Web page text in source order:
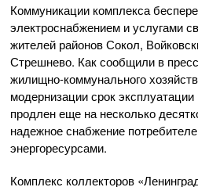
Коммуникации комплекса
электроснабжением и услугами
жителей районов Сокол,
Стрешнево. Как сообщили в
жилищно-коммунального
модернизации срок
продлен еще на несколько
надежное снабжение
энергоресурсами.
Комплекс коллекторов